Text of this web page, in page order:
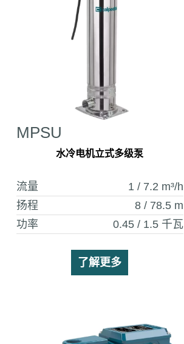
MPSU
水冷电机立式多级泵
流量 1 / 7.2 m³/h
扬程
8 / 78.5 m
功率
0.45 / 1.5 千瓦
了解更多